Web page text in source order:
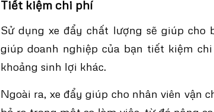
Tiết kiệm chi phí
Sử dụng xe đẩy chất lượng sẽ giúp
giúp doanh nghiệp của bạn tiết kiệm
khoảng sinh lợi khác.
Ngoài ra, xe đẩy giúp cho nhân viên vận